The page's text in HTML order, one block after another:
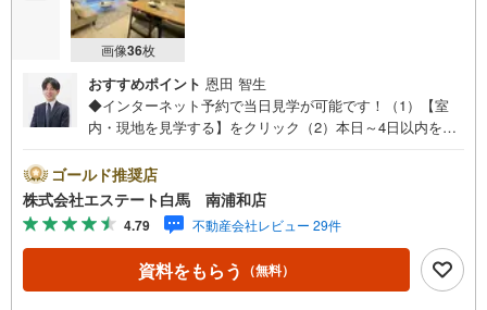
ご予約いただくとご見学がスムーズです！
【営業時間 10:00～19:00】
スマホの方は右下の電話ボタンをタッチ。
または「室内・現地を見学する（無料）」ボタンよりご希望の日時をご記
入いただけますとスムーズにご案内が可能です。
お気軽にお問い合わせください！
画像36枚
おすすめポイント 恩田 智生
◆インターネット予約で当日見学が可能です！（1）【室
内・現地を見学する】をクリック（2）本日～4日以内をご
ください。◆10:00～21:00はお電話でのお問い合わせがス
ムーズです。●4階部分・東南角部屋！●ペットと一緒に暮
らせます（細則有）●コンビニ徒歩約1分・スーパー徒歩約
4分【Yahoo！ 不動産キャンペーン対象店舗です】 当店で
物件を成約するとPayPayボーナスをプレゼント！◆エステ
ート白馬の5大サポート◆1.FP相談サポート社外のファイ
ゴールド推奨店
株式会社エステート白馬 南浦和店
4.79 不動産会社レビュー 29件
資料をもらう （無料）